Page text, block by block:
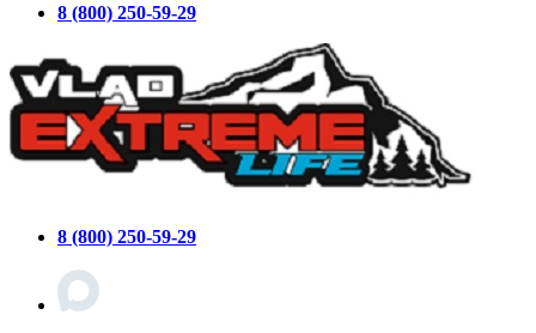
8 (800) 250-59-29
8 (800) 250-59-29